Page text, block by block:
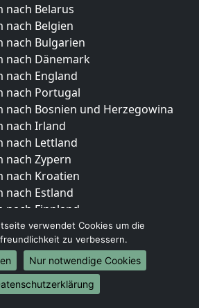
nach Belarus
nach Belgien
nach Bulgarien
nach Dänemark
nach England
nach Portugal
nach Bosnien und Herzegowina
nach Irland
nach Lettland
nach Zypern
nach Kroatien
nach Estland
nach Finnland
nach Frankreich
nach Griechenland
nach Italien
nach Liechtenstein
nach Luxemburg
verwendet Cookies um die
zu verbessern.
Nur notwendige Cookies